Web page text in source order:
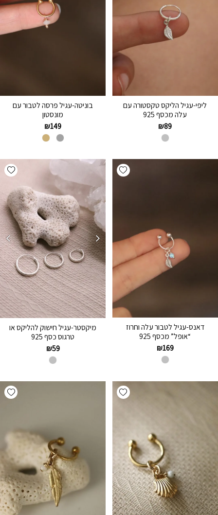
ליפי-עגיל הליקס טקסטורה עם
עלה מכסף 925
₪89
בוניטה-עגיל פרסה לטבור עם
מונסטון
₪149
Add wishlist
דאנס-עגיל לטבור עלה וחרוז
“אופל” מכסף 925
₪169
מיקסטר-עגיל חישוק להליקס או
טרגוס כסף 925
₪59
Add wishlist